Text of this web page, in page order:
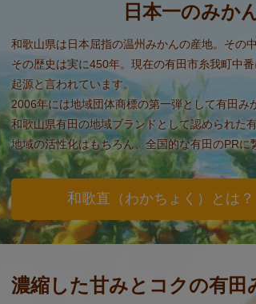
日本一のみか
和歌山県は日本屈指の温州みかんの産地。その
その歴史は実に450年。現在の有田市糸我町中
起源と言われています。
2006年には地域団体商標の第一弾として有田み
和歌山県有田の地域ブランドとして認められた
地域の活性化はもちろん、全国的な有田のPRに
和歌直（わかちょく）とは？
濃縮した甘みとコクの有田